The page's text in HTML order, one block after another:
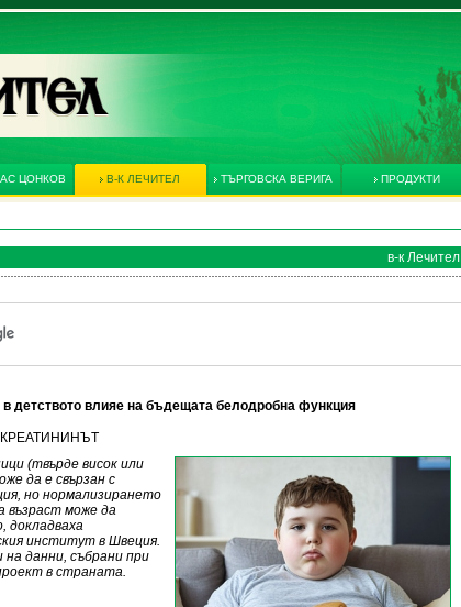
ЦОНКОВ В-К ЛЕЧИТЕЛ ТЪРГОВСКА ВЕРИГА ПРОДУКТИ
в-к Лечител
детството влияе на бъдещата белодробна функция
КРЕАТИНИНЪТ
(твърде висок или
да е свързан с
но нормализирането
възраст може да
докладваха
институт в Швеция.
данни, събрани при
в страната.